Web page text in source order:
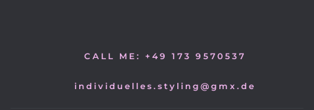
CALL ME: +49 173 9570537
individuelles.styling@gmx.de